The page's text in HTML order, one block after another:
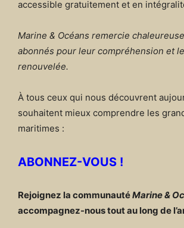
accessible gratuitement et en
Marine & Océans remercie
abonnés pour leur compréhension et
renouvelée.
À tous ceux qui nous découvrent
souhaitent mieux comprendre les
maritimes :
ABONNEZ-VOUS !
Rejoignez la communautéMarine &
accompagnez-nous tout au long de